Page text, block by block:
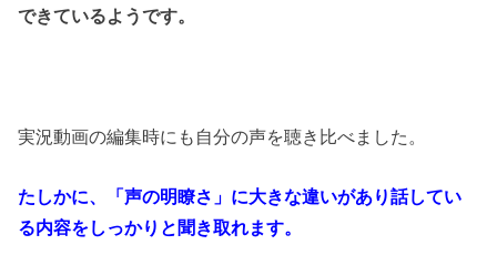
できているようです。
実況動画の編集時にも自分の声を聴き比べました。
たしかに、「声の明瞭さ」に大きな違いがあり話してい
る内容をしっかりと聞き取れます。